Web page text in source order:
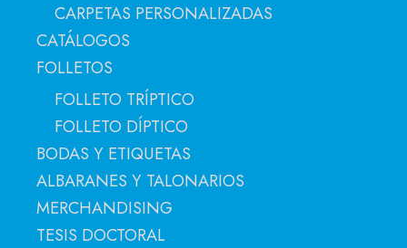
CARPETAS PERSONALIZADAS
CATÁLOGOS
FOLLETOS
FOLLETO TRÍPTICO
FOLLETO DÍPTICO
BODAS Y ETIQUETAS
ALBARANES Y TALONARIOS
MERCHANDISING
TESIS DOCTORAL